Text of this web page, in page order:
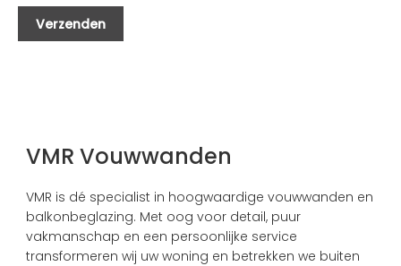
VMR Vouwwanden
VMR is dé specialist in hoogwaardige vouwwanden en
balkonbeglazing. Met oog voor detail, puur
vakmanschap en een persoonlijke service
transformeren wij uw woning en betrekken we buiten